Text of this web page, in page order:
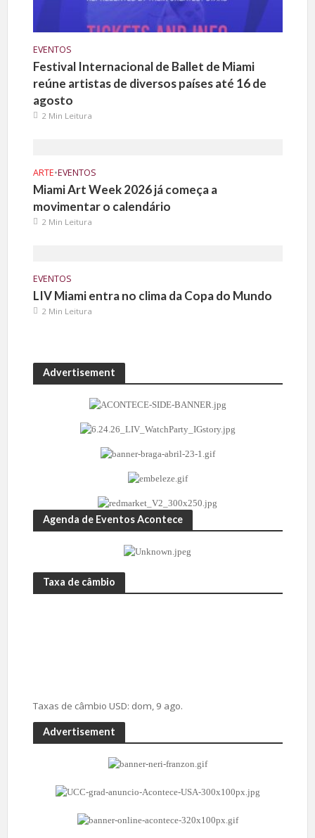
EVENTOS
Festival Internacional de Ballet de Miami
reúne artistas de diversos países até 16 de
agosto
2 Min Leitura
ARTE•EVENTOS
Miami Art Week 2026 já começa a
movimentar o calendário
2 Min Leitura
EVENTOS
LIV Miami entra no clima da Copa do Mundo
2 Min Leitura
Advertisement
Agenda de Eventos Acontece
Taxa de câmbio
Taxas de câmbio USD: dom, 9 ago.
Advertisement